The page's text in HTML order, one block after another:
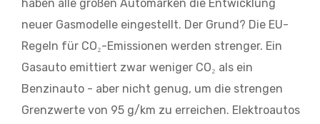
haben alle großen Automarken die Entwicklung
neuer Gasmodelle eingestellt. Der Grund? Die EU-
Regeln für CO₂-Emissionen werden strenger. Ein
Gasauto emittiert zwar weniger CO₂ als ein
Benzinauto - aber nicht genug, um die strengen
Grenzwerte von 95 g/km zu erreichen. Elektroautos